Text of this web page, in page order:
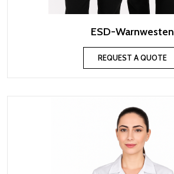
ESD-Warnwesten
REQUEST A QUOTE